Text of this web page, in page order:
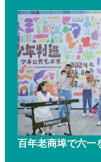
百年老商埠で六一